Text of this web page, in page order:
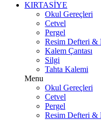
KIRTASİYE
Okul Gereçleri
Cetvel
Pergel
Resim Defteri &
Kalem Çantası
Silgi
Tahta Kalemi
Menu
Okul Gereçleri
Cetvel
Pergel
Resim Defteri &